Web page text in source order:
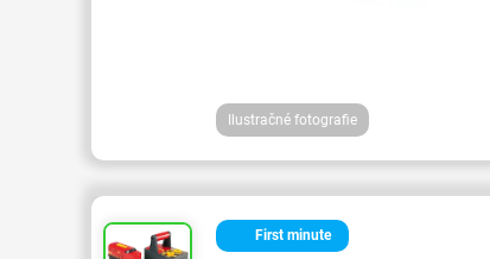
Ilustračné fotografie
First minute